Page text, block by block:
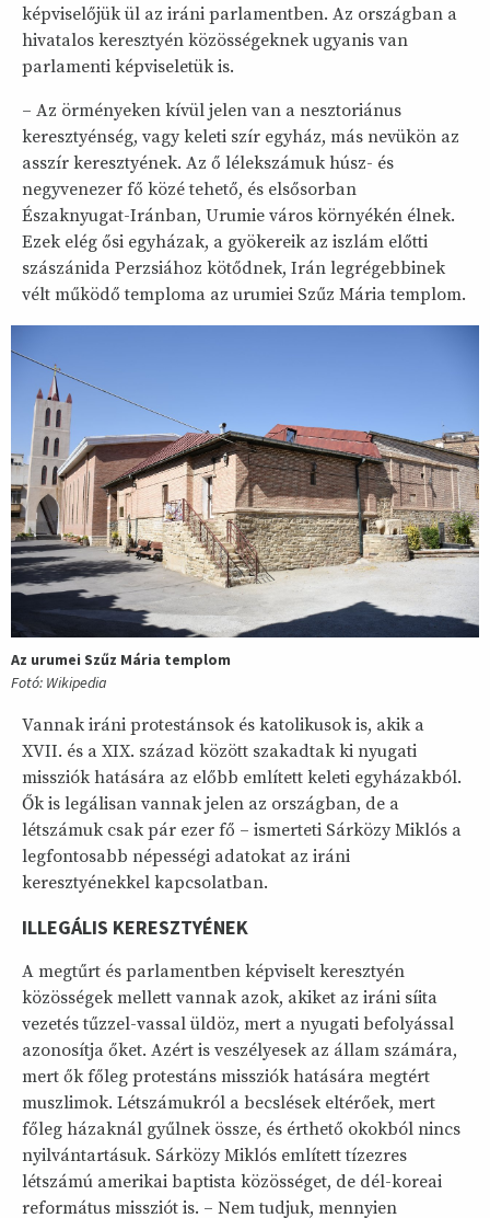
képviselőjük ül az iráni parlamentben. Az országban a
hivatalos keresztyén közösségeknek ugyanis van
parlamenti képviseletük is.
– Az örményeken kívül jelen van a nesztoriánus
keresztyénség, vagy keleti szír egyház, más nevükön az
asszír keresztyének. Az ő lélekszámuk húsz- és
negyvenezer fő közé tehető, és elsősorban
Északnyugat-Iránban, Urumie város környékén élnek.
Ezek elég ősi egyházak, a gyökereik az iszlám előtti
szászánida Perzsiához kötődnek, Irán legrégebbinek
vélt működő temploma az urumiei Szűz Mária templom.
Az urumei Szűz Mária templom
Fotó: Wikipedia
Vannak iráni protestánsok és katolikusok is, akik a
XVII. és a XIX. század között szakadtak ki nyugati
missziók hatására az előbb említett keleti egyházakból.
Ők is legálisan vannak jelen az országban, de a
létszámuk csak pár ezer fő – ismerteti Sárközy Miklós a
legfontosabb népességi adatokat az iráni
keresztyénekkel kapcsolatban.
ILLEGÁLIS KERESZTYÉNEK
A megtűrt és parlamentben képviselt keresztyén
közösségek mellett vannak azok, akiket az iráni síita
vezetés tűzzel-vassal üldöz, mert a nyugati befolyással
azonosítja őket. Azért is veszélyesek az állam számára,
mert ők főleg protestáns missziók hatására megtért
muszlimok. Létszámukról a becslések eltérőek, mert
főleg házaknál gyűlnek össze, és érthető okokból nincs
nyilvántartásuk. Sárközy Miklós említett tízezres
létszámú amerikai baptista közösséget, de dél-koreai
református missziót is. – Nem tudjuk, mennyien